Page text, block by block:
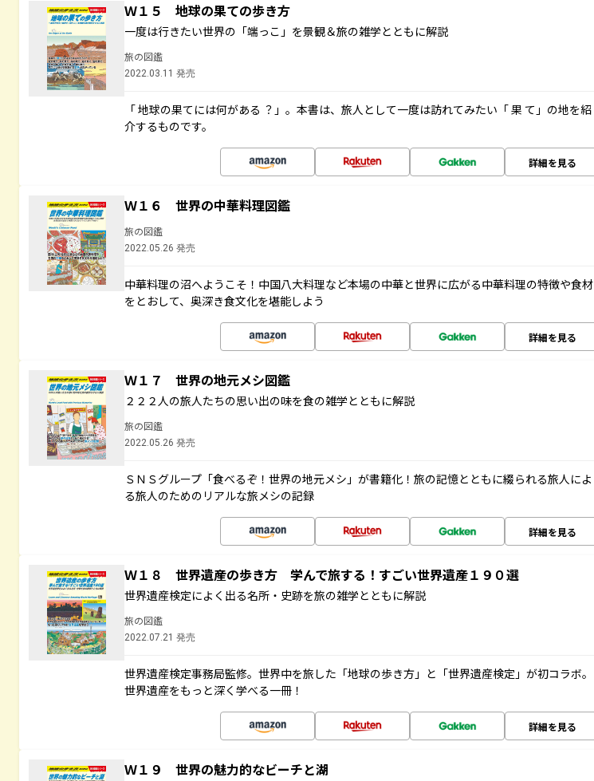
Ｗ１５ 地球の果ての歩き方
一度は行きたい世界の「端っこ」を景観＆旅の雑学とともに解説
旅の図鑑
2022.03.11 発売
「 地球の果てには何がある ？」。本書は、旅人として一度は訪れてみたい「 果 て」の地を紹
介するものです。
詳細を見る
Ｗ１６ 世界の中華料理図鑑
旅の図鑑
2022.05.26 発売
中華料理の沼へようこそ！中国八大料理など本場の中華と世界に広がる中華料理の特徴や食材
をとおして、奥深き食文化を堪能しよう
詳細を見る
Ｗ１７ 世界の地元メシ図鑑
２２２人の旅人たちの思い出の味を食の雑学とともに解説
旅の図鑑
2022.05.26 発売
ＳＮＳグループ「食べるぞ！世界の地元メシ」が書籍化！旅の記憶とともに綴られる旅人によ
る旅人のためのリアルな旅メシの記録
詳細を見る
Ｗ１８ 世界遺産の歩き方 学んで旅する！すごい世界遺産１９０選
世界遺産検定によく出る名所・史跡を旅の雑学とともに解説
旅の図鑑
2022.07.21 発売
世界遺産検定事務局監修。世界中を旅した「地球の歩き方」と「世界遺産検定」が初コラボ。
世界遺産をもっと深く学べる一冊！
詳細を見る
Ｗ１９ 世界の魅力的なビーチと湖